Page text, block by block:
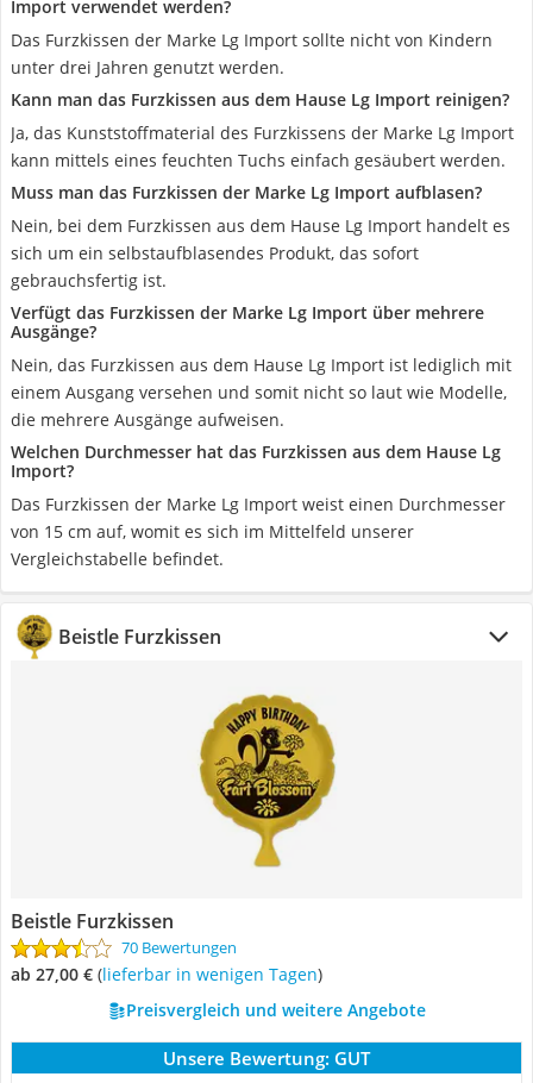
Import verwendet werden?
Das Furzkissen der Marke Lg Import sollte nicht von Kindern
unter drei Jahren genutzt werden.
Kann man das Furzkissen aus dem Hause Lg Import reinigen?
Ja, das Kunststoffmaterial des Furzkissens der Marke Lg Import
kann mittels eines feuchten Tuchs einfach gesäubert werden.
Muss man das Furzkissen der Marke Lg Import aufblasen?
Nein, bei dem Furzkissen aus dem Hause Lg Import handelt es
sich um ein selbstaufblasendes Produkt, das sofort
gebrauchsfertig ist.
Verfügt das Furzkissen der Marke Lg Import über mehrere
Ausgänge?
Nein, das Furzkissen aus dem Hause Lg Import ist lediglich mit
einem Ausgang versehen und somit nicht so laut wie Modelle,
die mehrere Ausgänge aufweisen.
Welchen Durchmesser hat das Furzkissen aus dem Hause Lg
Import?
Das Furzkissen der Marke Lg Import weist einen Durchmesser
von 15 cm auf, womit es sich im Mittelfeld unserer
Vergleichstabelle befindet.
Beistle Furzkissen
Beistle Furzkissen
70 Bewertungen
ab 27,00 € ( Lieferbar in wenigen Tagen)
Preisvergleich und weitere Angebote
Unsere Bewertung: GUT